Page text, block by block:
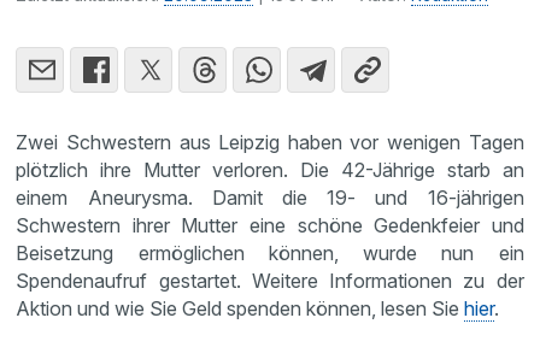
Zwei Schwestern aus Leipzig haben vor wenigen Tagen
plötzlich ihre Mutter verloren. Die 42-Jährige starb an
einem Aneurysma. Damit die 19- und 16-jährigen
Schwestern ihrer Mutter eine schöne Gedenkfeier und
Beisetzung ermöglichen können, wurde nun ein
Spendenaufruf gestartet. Weitere Informationen zu der
Aktion und wie Sie Geld spenden können, lesen Siehier.